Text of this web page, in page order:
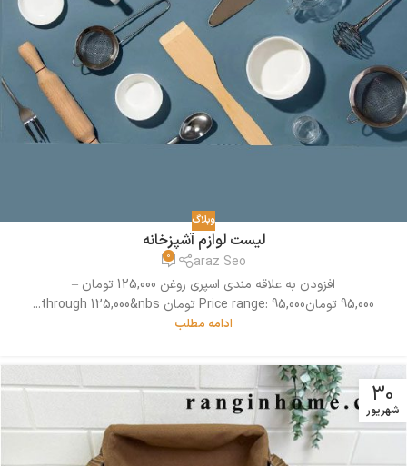
وبلاگ
لیست لوازم آشپزخانه
araz Seo
0
افزودن به علاقه مندی اسپری روغن 125,000 تومان –
95,000 تومانPrice range: 95,000 تومان through 125,000&nbs...
ادامه مطلب
30
شهریور